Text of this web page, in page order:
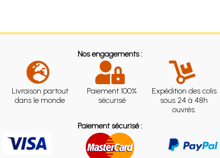
Nos engagements :
Livraison partout
dans le monde
Paiement 100%
sécurisé
Expédition des colis
sous 24 à 48h
ouvrés.
Paiement sécurisé :